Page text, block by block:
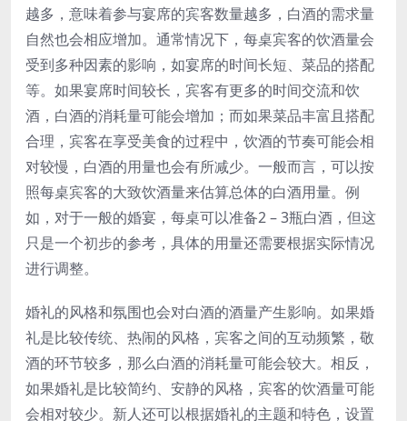
越多，意味着参与宴席的宾客数量越多，白酒的需求量
自然也会相应增加。通常情况下，每桌宾客的饮酒量会
受到多种因素的影响，如宴席的时间长短、菜品的搭配
等。如果宴席时间较长，宾客有更多的时间交流和饮
酒，白酒的消耗量可能会增加；而如果菜品丰富且搭配
合理，宾客在享受美食的过程中，饮酒的节奏可能会相
对较慢，白酒的用量也会有所减少。一般而言，可以按
照每桌宾客的大致饮酒量来估算总体的白酒用量。例
如，对于一般的婚宴，每桌可以准备2 – 3瓶白酒，但这
只是一个初步的参考，具体的用量还需要根据实际情况
进行调整。
婚礼的风格和氛围也会对白酒的酒量产生影响。如果婚
礼是比较传统、热闹的风格，宾客之间的互动频繁，敬
酒的环节较多，那么白酒的消耗量可能会较大。相反，
如果婚礼是比较简约、安静的风格，宾客的饮酒量可能
会相对较少。新人还可以根据婚礼的主题和特色，设置